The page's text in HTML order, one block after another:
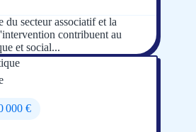
secteur associatif et la
contribuent au
et social...
000 €